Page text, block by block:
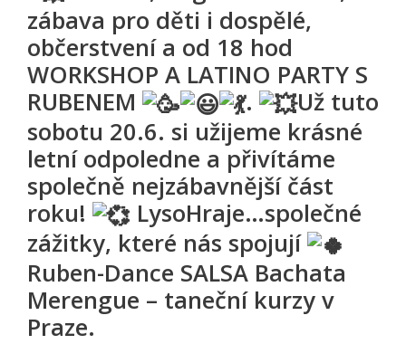
zábava pro děti i dospělé,
občerstvení a od 18 hod
WORKSHOP A LATINO PARTY S
RUBENEM
.
Už tuto
sobotu 20.6. si užijeme krásné
letní odpoledne a přivítáme
společně nejzábavnější část
roku!
LysoHraje…společné
zážitky, které nás spojují
Ruben-Dance SALSA Bachata
Merengue – taneční kurzy v
Praze.